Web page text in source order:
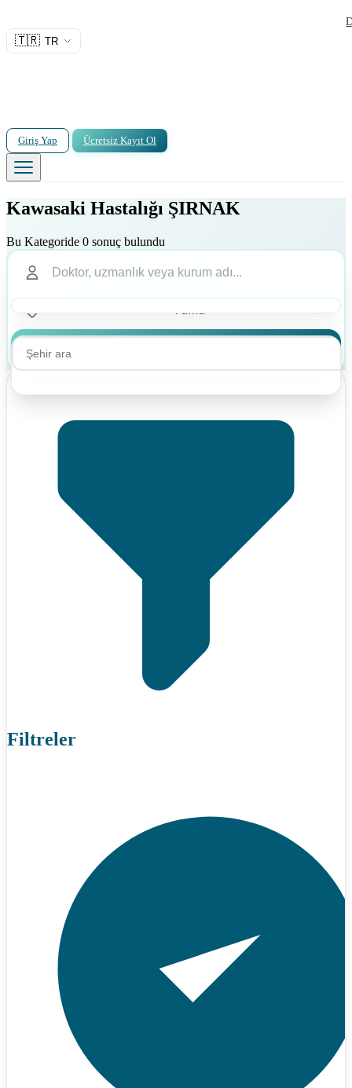
🇹🇷 TR
Giriş Yap Ücretsiz Kayıt Ol
Kawasaki Hastalığı ŞIRNAK
Bu Kategoride 0 sonuç bulundu
Filtreler